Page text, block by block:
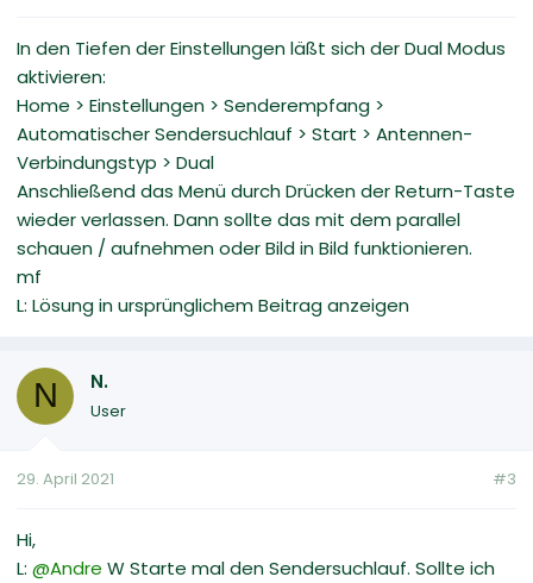
In den Tiefen der Einstellungen läßt sich der Dual Modus
aktivieren:
Home > Einstellungen > Senderempfang >
Automatischer Sendersuchlauf > Start > Antennen-
Verbindungstyp > Dual
Anschließend das Menü durch Drücken der Return-Taste
wieder verlassen. Dann sollte das mit dem parallel
schauen / aufnehmen oder Bild in Bild funktionieren.
mf
L: Lösung in ursprünglichem Beitrag anzeigen
N N.
User
29. April 2021 #3
Hi,
L: @Andre W Starte mal den Sendersuchlauf. Sollte ich